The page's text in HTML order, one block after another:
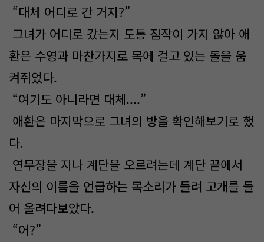
“대체 어디로 간 거지?”
그녀가 어디로 갔는지 도통 짐작이 가지 않아 애
환은 수영과 마찬가지로 목에 걸고 있는 돌을 움
켜쥐었다.
“여기도 아니라면 대체....”
애환은 마지막으로 그녀의 방을 확인해보기로 했
다.
연무장을 지나 계단을 오르려는데 계단 끝에서
자신의 이름을 언급하는 목소리가 들려 고개를 들
어 올려다보았다.
“어?”